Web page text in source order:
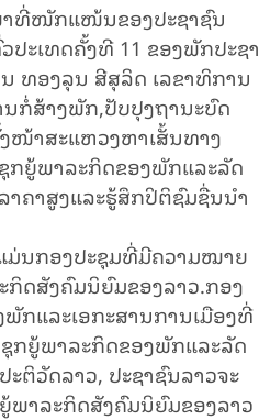
າ​ທີ່​ໜັກ​ແໜ້ນ​ຂອງ​ປະ​ຊາ​ຊົນ​
ະ​ເທດ​ຄັ້ງ​ທີ 11 ​ຂອງ​ພັກ​ປະ​ຊາ​
ທອງ​ລຸນ ສີ​ສຸ​ລິດ ເລ​ຂາ​ທິ​ການ​
ກໍ່​ສ້າງ​ພັກ,ປັບ​ປຸງ​ຖາ​ນະ​ບົດ​
ໜ້າ​ສະ​ແຫວງ​ຫາ​ເສັ້ນ​ທາງ​
ຍູ້​ພາ​ລະ​ກິດຂອງ​ພັກ​ແລະ​ລັດ​
ຄາ​ສູງ​ແລະ​ຮູ້​ສຶກ​ປິ​ຕິ​ຊົມ​ຊື່ນ​ນຳ​
ມ່ນກອງ​ປະ​ຊຸມ​ທີ່ມີ​ຄວາມ​ໝາຍ​
ດ​ສັງ​ຄົມ​ນິ​ຍົມ​ຂອງ​ລາວ.ກອງ​
ພັກ​ແລະ​ເອ​ກະ​ສານ​ການ​ເມືອງ​ທີ່​
ຊຸກ​ຍູ້​ພາ​ລະ​ກິດ​ຂອງ​ພັກ​ແລະ​ລັດ​
ຕິ​ວັດ​ລາວ, ປະ​ຊາ​ຊົນ​ລາວ​ຈະ​
ພາ​ລະ​ກິດສັງ​ຄົມ​ນິ​ຍົມ​ຂອງ​ລາວ​